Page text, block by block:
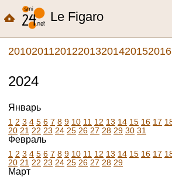
Le Figaro
2010201120122013201420152016
2024
Январь
1 2 3 4 5 6 7 8 9 10 11 12 13 14 15 16 17
20 21 22 23 24 25 26 27 28 29 30 31
Февраль
1 2 3 4 5 6 7 8 9 10 11 12 13 14 15 16 17
20 21 22 23 24 25 26 27 28 29
Март